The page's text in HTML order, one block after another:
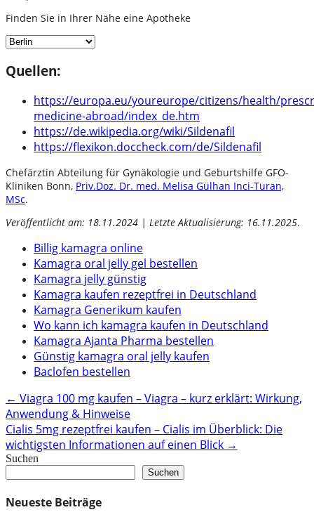
Finden Sie in Ihrer Nähe eine Apotheke
Quellen:
https://europa.eu/youreurope/citizens/health/
medicine-abroad/index_de.htm
https://de.wikipedia.org/wiki/Sildenafil
https://flexikon.doccheck.com/de/Sildenafil
Chefärztin Abteilung für Gynäkologie und Geburtshilfe GFO-
Kliniken Bonn, Priv.Doz. Dr. med. Melisa Gülhan Inci-Turan,
MSc.
Veröffentlicht am: 18.11.2024 | Letzte Aktualisierung: 16.11.2025.
Billig kamagra online
Kamagra oral jelly gel bestellen
Kamagra jelly günstig
Kamagra kaufen rezeptfrei in Deutschland
Kamagra Generikum kaufen
Wo kann ich kamagra kaufen in Deutschland
Kamagra Ajanta Pharma bestellen
Günstig kamagra oral jelly kaufen
Baclofen bestellen
Post
navigation
← Viagra 100 mg kaufen – Viagra – kurz erklärt: Wirkung,
Anwendung & Hinweise
Cialis 5mg rezeptfrei kaufen – Cialis im Überblick: Die
wichtigsten Informationen auf einen Blick →
Suchen
Suchen
Neueste Beiträge